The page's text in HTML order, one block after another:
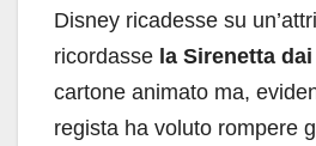
Disney ricadesse su
ricordasse la Sirenetta
cartone animato ma,
regista ha voluto rompere